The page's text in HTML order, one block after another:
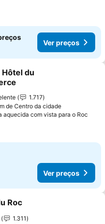
Ver preços
aos favoritos
Hôtel du
1.717
de Centro da cidade
aquecida com vista para o Roc
Ver preços
aos favoritos
Roc
1.311